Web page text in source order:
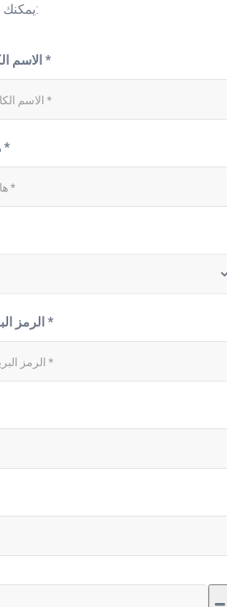
يمكنك الاتصال بنا باستخدام النموذج أدناه أو إرسال بريد مباشرة إلى:
الاسم الكامل *
هاتف *
الرمز البريدي *